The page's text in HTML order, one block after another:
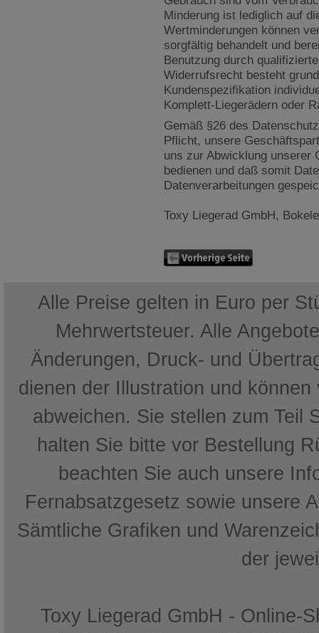
Minderung ist lediglich auf
Wertminderungen können
sorgfältig behandelt und
Benutzung durch
Widerrufsrecht besteht
Kundenspezifikation
Komplett-Liegerädern oder
Gemäß §26 des
Pflicht, unsere
uns zur Abwicklung unserer
bedienen und daß somit
Datenverarbeitungen
Toxy Liegerad GmbH,
Alle Preise gelten in Euro per
Mehrwertsteuer. Alle
Änderungen, Druck- und
dienen der Illustration und
abweichen. Sie stellen zum Teil
halten Sie bitte vor Bestellung
beachten Sie auch unsere
Fernabsatzgesetz sowie unsere
Sämtliche Grafiken und
der
Toxy Liegerad GmbH - Online-